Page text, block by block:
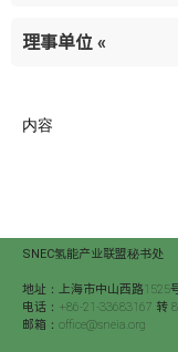
理事单位 «
内容
SNEC氢能产业联盟秘书处
地址：上海市中山西路1525
电话：+86-21-33683167 转
邮箱：office@sneia.org